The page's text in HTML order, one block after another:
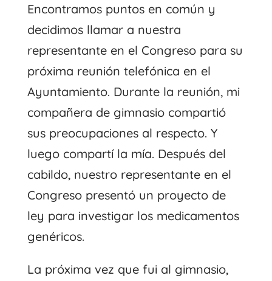
Encontramos puntos en común y
decidimos llamar a nuestra
representante en el Congreso para su
próxima reunión telefónica en el
Ayuntamiento. Durante la reunión, mi
compañera de gimnasio compartió
sus preocupaciones al respecto. Y
luego compartí la mía. Después del
cabildo, nuestro representante en el
Congreso presentó un proyecto de
ley para investigar los medicamentos
genéricos.
La próxima vez que fui al gimnasio,